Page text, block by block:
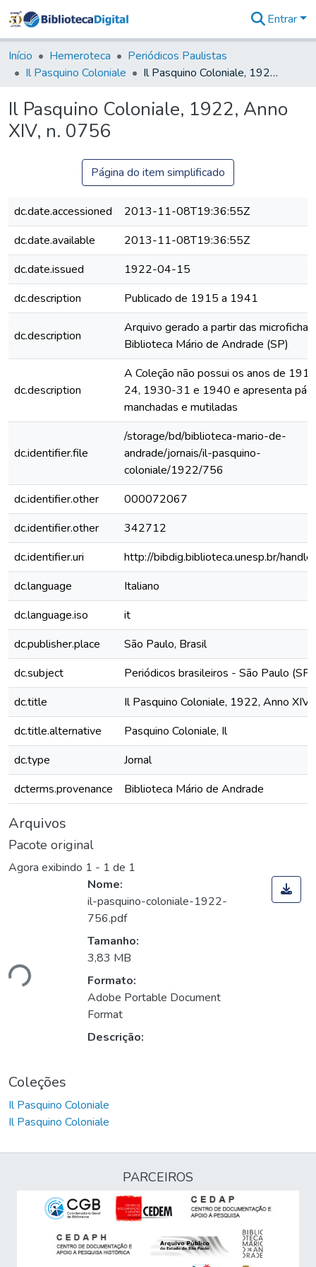
&
Coleções
Tudo na
Digital
Entrar
Início Hemeroteca
Periódicos Paulistas
Il Pasquino Coloniale
Il Pasquino Coloniale, 1922, Anno XIV, n. 0756
Il Pasquino Coloniale, 1922, Anno
XIV, n. 0756
Página do item simplificado
dc.date.accessioned
2013-11-08T19:36:55Z
dc.date.available
2013-11-08T19:36:55Z
dc.date.issued
1922-04-15
dc.description
Publicado de 1915 a 1941
dc.description
Arquivo gerado a partir das
Biblioteca Mário de Andrade (SP)
dc.description
A Coleção não possui os anos de
24, 1930-31 e 1940 e apresenta
manchadas e mutiladas
dc.identifier.file
/storage/bd/biblioteca-mario-de-
andrade/jornais/il-pasquino-
coloniale/1922/756
dc.identifier.other
000072067
dc.identifier.other
342712
dc.identifier.uri
http://bibdig.biblioteca.unesp.br/
dc.language
Italiano
dc.language.iso
it
dc.publisher.place
São Paulo, Brasil
dc.subject
Periódicos brasileiros - São Paulo (SP)
dc.title
Il Pasquino Coloniale, 1922, Anno
dc.title.alternative
Pasquino Coloniale, Il
dc.type
Jornal
dcterms.provenance
Biblioteca Mário de Andrade
Arquivos
Pacote original
Agora exibindo 1 - 1 de 1
Nome:
il-pasquino-coloniale-1922-
756.pdf
Tamanho:
3,83 MB
Formato:
Adobe Portable Document
Format
Descrição:
Coleções
Il Pasquino Coloniale
Il Pasquino Coloniale
PARCEIROS